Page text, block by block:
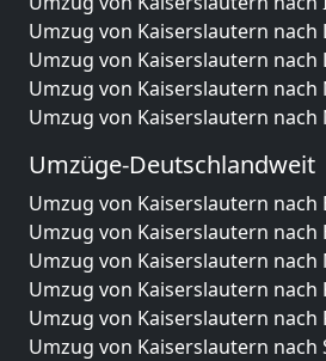
Umzug von Kaiserslautern nach
Umzug von Kaiserslautern nach
Umzug von Kaiserslautern nach
Umzug von Kaiserslautern nach
Umzüge-Deutschlandweit
Umzug von Kaiserslautern nach
Umzug von Kaiserslautern nach
Umzug von Kaiserslautern nach
Umzug von Kaiserslautern nach
Umzug von Kaiserslautern
Umzug von Kaiserslautern